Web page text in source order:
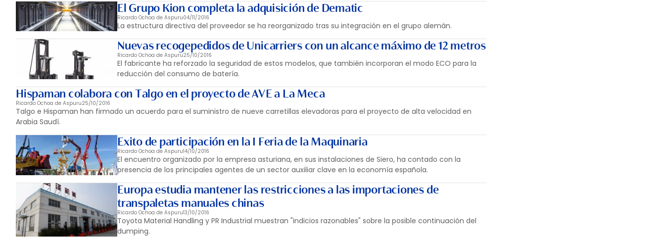
El Grupo Kion completa la adquisición de Dematic
Ricardo Ochoa de Aspuru04/11/2016
La estructura directiva del proveedor se ha reorganizado tras su integración en el grupo alemán.
Nuevas recogepedidos de Unicarriers con un alcance máximo de 12 metros
Ricardo Ochoa de Aspuru25/10/2016
El fabricante ha reforzado la seguridad de estos modelos, que también incorporan el modo ECO para la
reducción del consumo de batería.
Hispaman colabora con Talgo en el proyecto de AVE a La Meca
Ricardo Ochoa de Aspuru25/10/2016
Talgo e Hispaman han firmado un acuerdo para el suministro de nueve carretillas elevadoras para el proyecto de alta velocidad en
Arabia Saudí.
Exito de participación en la I Feria de la Maquinaria
Ricardo Ochoa de Aspuru14/10/2016
El encuentro organizado por la empresa asturiana, en sus instalaciones de Siero, ha contado con la
presencia de los principales agentes de un sector auxiliar clave en la economía española.
Europa estudia mantener las restricciones a las importaciones de
transpaletas manuales chinas
Ricardo Ochoa de Aspuru13/10/2016
Toyota Material Handling y PR Industrial muestran "indicios razonables" sobre la posible continuación del
dumping.